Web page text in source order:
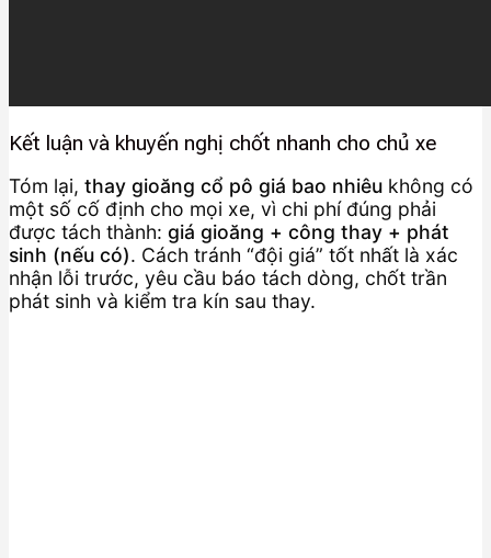
Kết luận và khuyến nghị chốt nhanh cho chủ xe
Tóm lại, thay gioăng cổ pô giá bao nhiêu không có
một số cố định cho mọi xe, vì chi phí đúng phải
được tách thành: giá gioăng + công thay + phát
sinh (nếu có). Cách tránh “đội giá” tốt nhất là xác
nhận lỗi trước, yêu cầu báo tách dòng, chốt trần
phát sinh và kiểm tra kín sau thay.